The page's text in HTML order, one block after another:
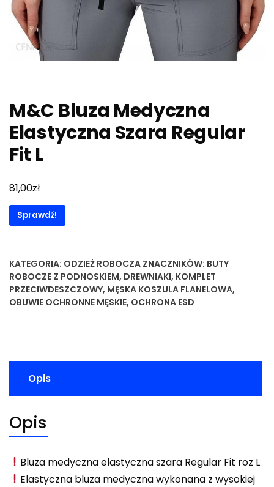
M&C Bluza Medyczna
Elastyczna Szara Regular
Fit L
81,00zł
Sprawdź!
KATEGORIA: ODZIEŻ ROBOCZA ZNACZNIKÓW: BUTY
ROBOCZE Z PODNOSKIEM, DREWNIAKI, KOMPLET
PRZECIWDESZCZOWY, MĘSKA KOSZULA FLANELOWA,
OBUWIE OCHRONNE MĘSKIE, OCHRONA ESD
Opis
Opis
Bluza medyczna elastyczna szara Regular Fit roz L
Elastyczna bluza medyczna wykonana z wysokiej